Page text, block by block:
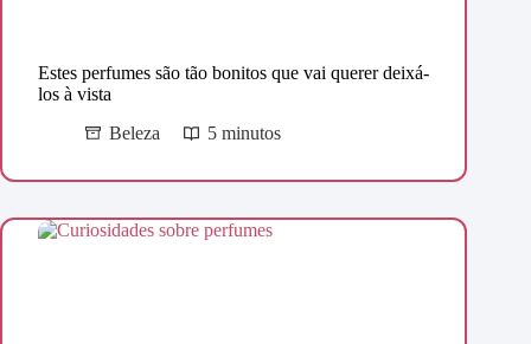
Estes perfumes são tão bonitos que vai querer deixá-
los à vista
Beleza
5 minutos